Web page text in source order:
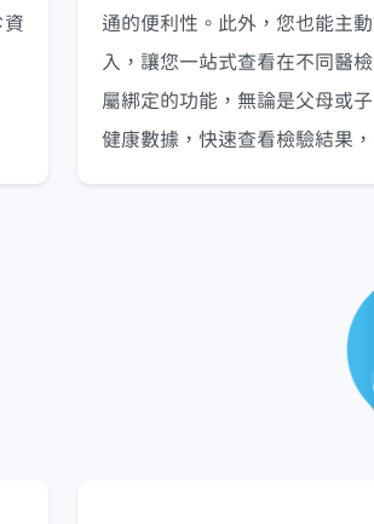
通的便利性。此外，您也能主
入，讓您一站式查看在不同醫
屬綁定的功能，無論是父母或
健康數據，快速查看檢驗結果